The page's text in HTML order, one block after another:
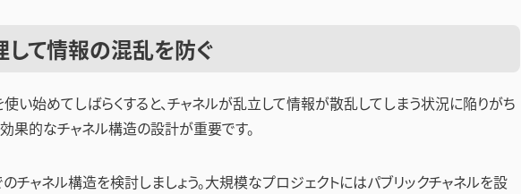
して情報の混乱を防ぐ
い始めてしばらくすると、チャネルが乱立して情報が散乱してしまう状況に陥りがち
果的なチャネル構造の設計が重要です。
のチャネル構造を検討しましょう。大規模なプロジェクトにはパブリックチャネルを設